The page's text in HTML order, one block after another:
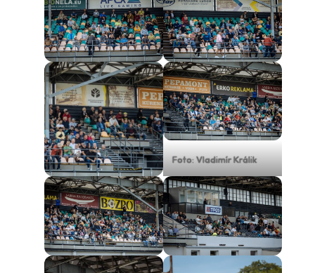
Foto: Vladimír Králik